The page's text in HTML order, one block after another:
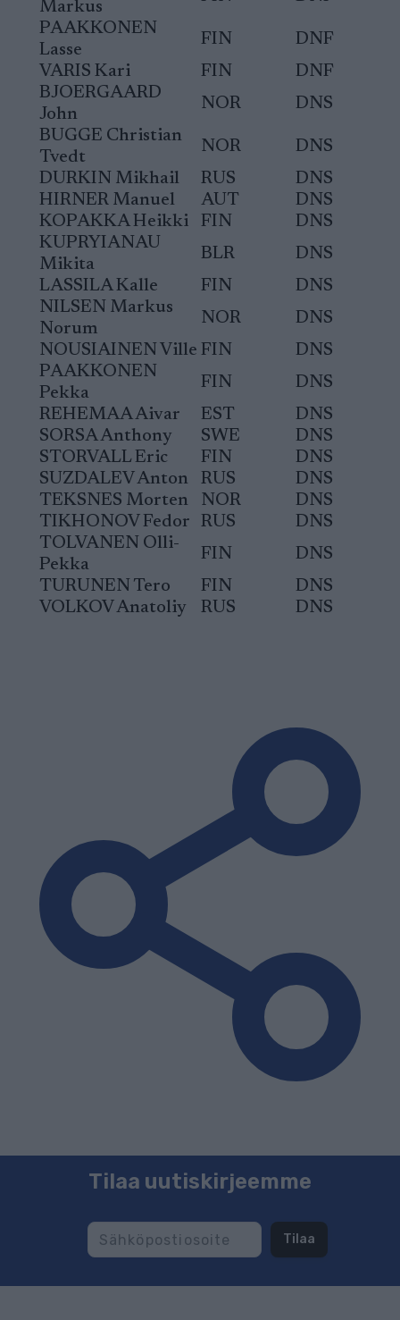
Markus
PAAKKONEN
Lasse
FIN
DNF
VARIS Kari
FIN
DNF
BJOERGAARD
John
NOR
DNS
BUGGE Christian
Tvedt
NOR
DNS
DURKIN Mikhail
RUS
DNS
HIRNER Manuel
AUT
DNS
KOPAKKA Heikki
FIN
DNS
KUPRYIANAU
Mikita
BLR
DNS
LASSILA Kalle
FIN
DNS
NILSEN Markus
Norum
NOR
DNS
NOUSIAINEN Ville FIN
DNS
PAAKKONEN
Pekka
FIN
DNS
REHEMAA Aivar
EST
DNS
SORSA Anthony
SWE
DNS
STORVALL Eric
FIN
DNS
SUZDALEV Anton
RUS
DNS
TEKSNES Morten
NOR
DNS
TIKHONOV Fedor
RUS
DNS
TOLVANEN Olli-
Pekka
FIN
DNS
TURUNEN Tero
FIN
DNS
VOLKOV Anatoliy
RUS DNS
Tilaa uutiskirjeemme
Tilaa